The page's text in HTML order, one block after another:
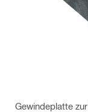
Gewindeplatte